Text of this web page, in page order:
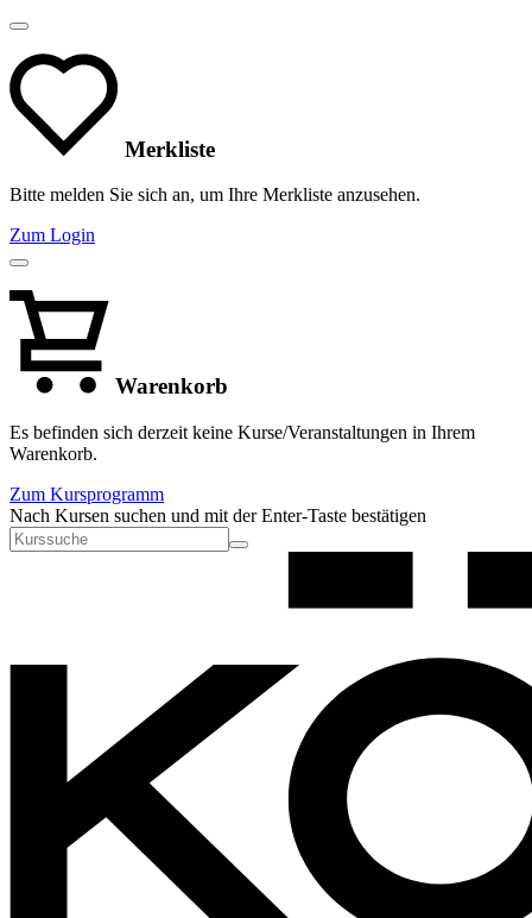
Merkliste
Bitte melden Sie sich an, um Ihre Merkliste anzusehen.
Zum Login
Warenkorb
Es befinden sich derzeit keine Kurse/Veranstaltungen in Ihrem
Warenkorb.
Zum Kursprogramm
Nach Kursen suchen und mit der Enter-Taste bestätigen